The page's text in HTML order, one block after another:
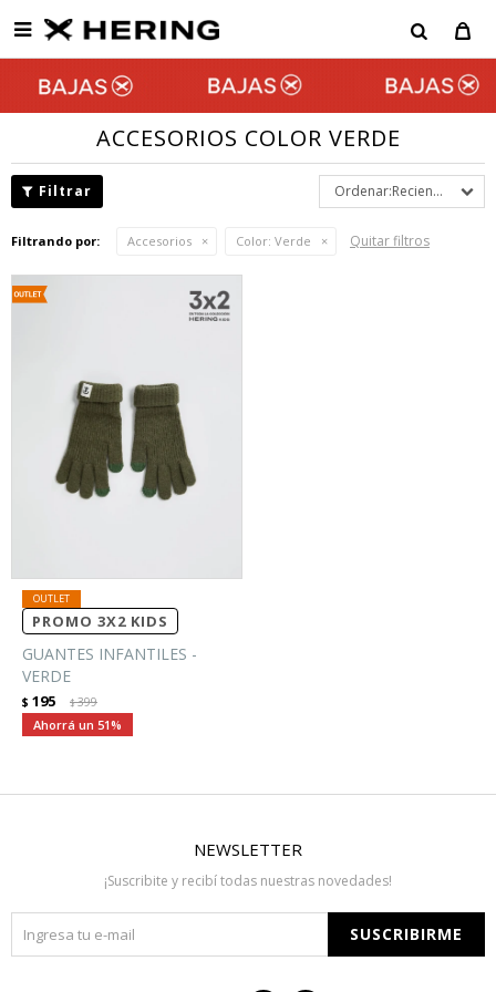

ACCESORIOS COLOR VERDE
Recientes
Filtrando por: Accesorios Color: Verde Quitar filtros
PROMO 3X2 KIDS
GUANTES INFANTILES -
VERDE
$ 195 $399
51
NEWSLETTER
¡Suscribite y recibí todas nuestras novedades!
SUSCRIBIRME